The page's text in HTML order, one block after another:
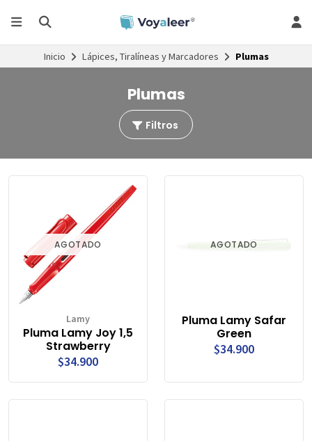
Inicio Lápices, Tiralíneas y Marcadores Plumas
Plumas
Filtros
AGOTADO
Lamy
Pluma Lamy Joy 1,5
Strawberry
$34.900
AGOTADO
Pluma Lamy Safar
Green
$34.900